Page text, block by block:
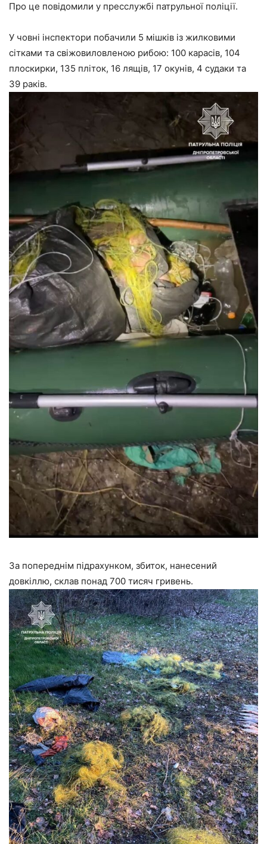
Про це повідомили у пресслужбі патрульної поліції.
У човні інспектори побачили 5 мішків із жилковими
сітками та свіжовиловленою рибою: 100 карасів, 104
плоскирки, 135 пліток, 16 лящів, 17 окунів, 4 судаки та
39 раків.
За попереднім підрахунком, збиток, нанесений
довкіллю, склав понад 700 тисяч гривень.